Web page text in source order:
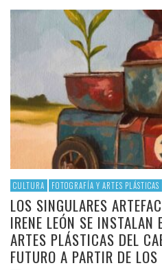
CULTURA FOTOGRAFÍA Y ARTES PLÁSTICAS
LOS SINGULARES
IRENE LEÓN SE INSTALAN
ARTES PLÁSTICAS DEL
FUTURO A PARTIR DE